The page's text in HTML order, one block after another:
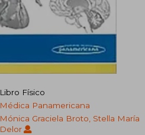
Libro Físico
Médica Panamericana
Mónica Graciela Broto, Stella María
Delor